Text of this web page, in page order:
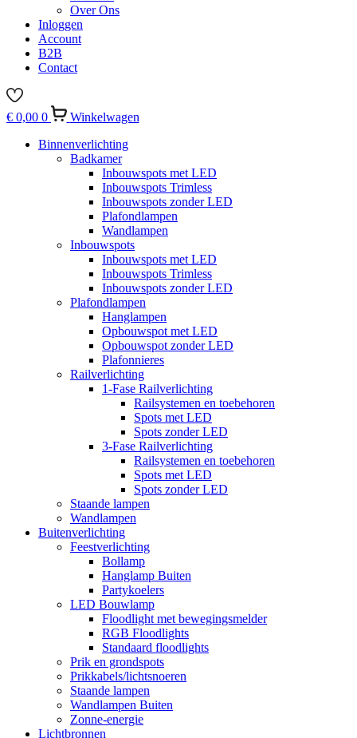
Over Ons
Inloggen
Account
B2B
Contact
€ 0,00 0
Winkelwagen
Binnenverlichting
Badkamer
Inbouwspots met LED
Inbouwspots Trimless
Inbouwspots zonder LED
Plafondlampen
Wandlampen
Inbouwspots
Inbouwspots met LED
Inbouwspots Trimless
Inbouwspots zonder LED
Plafondlampen
Hanglampen
Opbouwspot met LED
Opbouwspot zonder LED
Plafonnieres
Railverlichting
1-Fase Railverlichting
Railsystemen en toebehoren
Spots met LED
Spots zonder LED
3-Fase Railverlichting
Railsystemen en toebehoren
Spots met LED
Spots zonder LED
Staande lampen
Wandlampen
Buitenverlichting
Feestverlichting
Bollamp
Hanglamp Buiten
Partykoelers
LED Bouwlamp
Floodlight met bewegingsmelder
RGB Floodlights
Standaard floodlights
Prik en grondspots
Prikkabels/lichtsnoeren
Staande lampen
Wandlampen Buiten
Zonne-energie
Lichtbronnen